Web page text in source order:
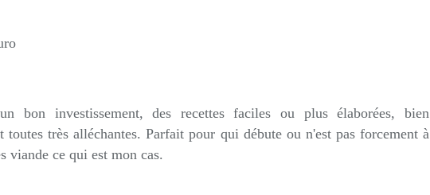
bon investissement, des recettes faciles ou plus élaborées, bien
toutes très alléchantes. Parfait pour qui débute ou n'est pas forcement à
viande ce qui est mon cas.